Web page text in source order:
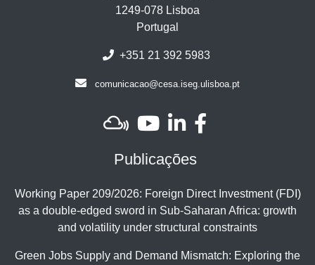
1249-078 Lisboa
Portugal
+351 21 392 5983
comunicacao@cesa.iseg.ulisboa.pt
Publicações
Working Paper 209/2026: Foreign Direct Investment (FDI)
as a double-edged sword in Sub-Saharan Africa: growth
and volatility under structural constraints
Green Jobs Supply and Demand Mismatch: Exploring the